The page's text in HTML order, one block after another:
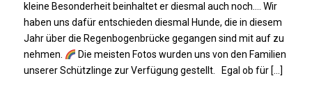
kleine Besonderheit beinhaltet er diesmal auch noch…. Wir
haben uns dafür entschieden diesmal Hunde, die in diesem
Jahr über die Regenbogenbrücke gegangen sind mit auf zu
nehmen.
Die meisten Fotos wurden uns von den Familien
unserer Schützlinge zur Verfügung gestellt. Egal ob für […]